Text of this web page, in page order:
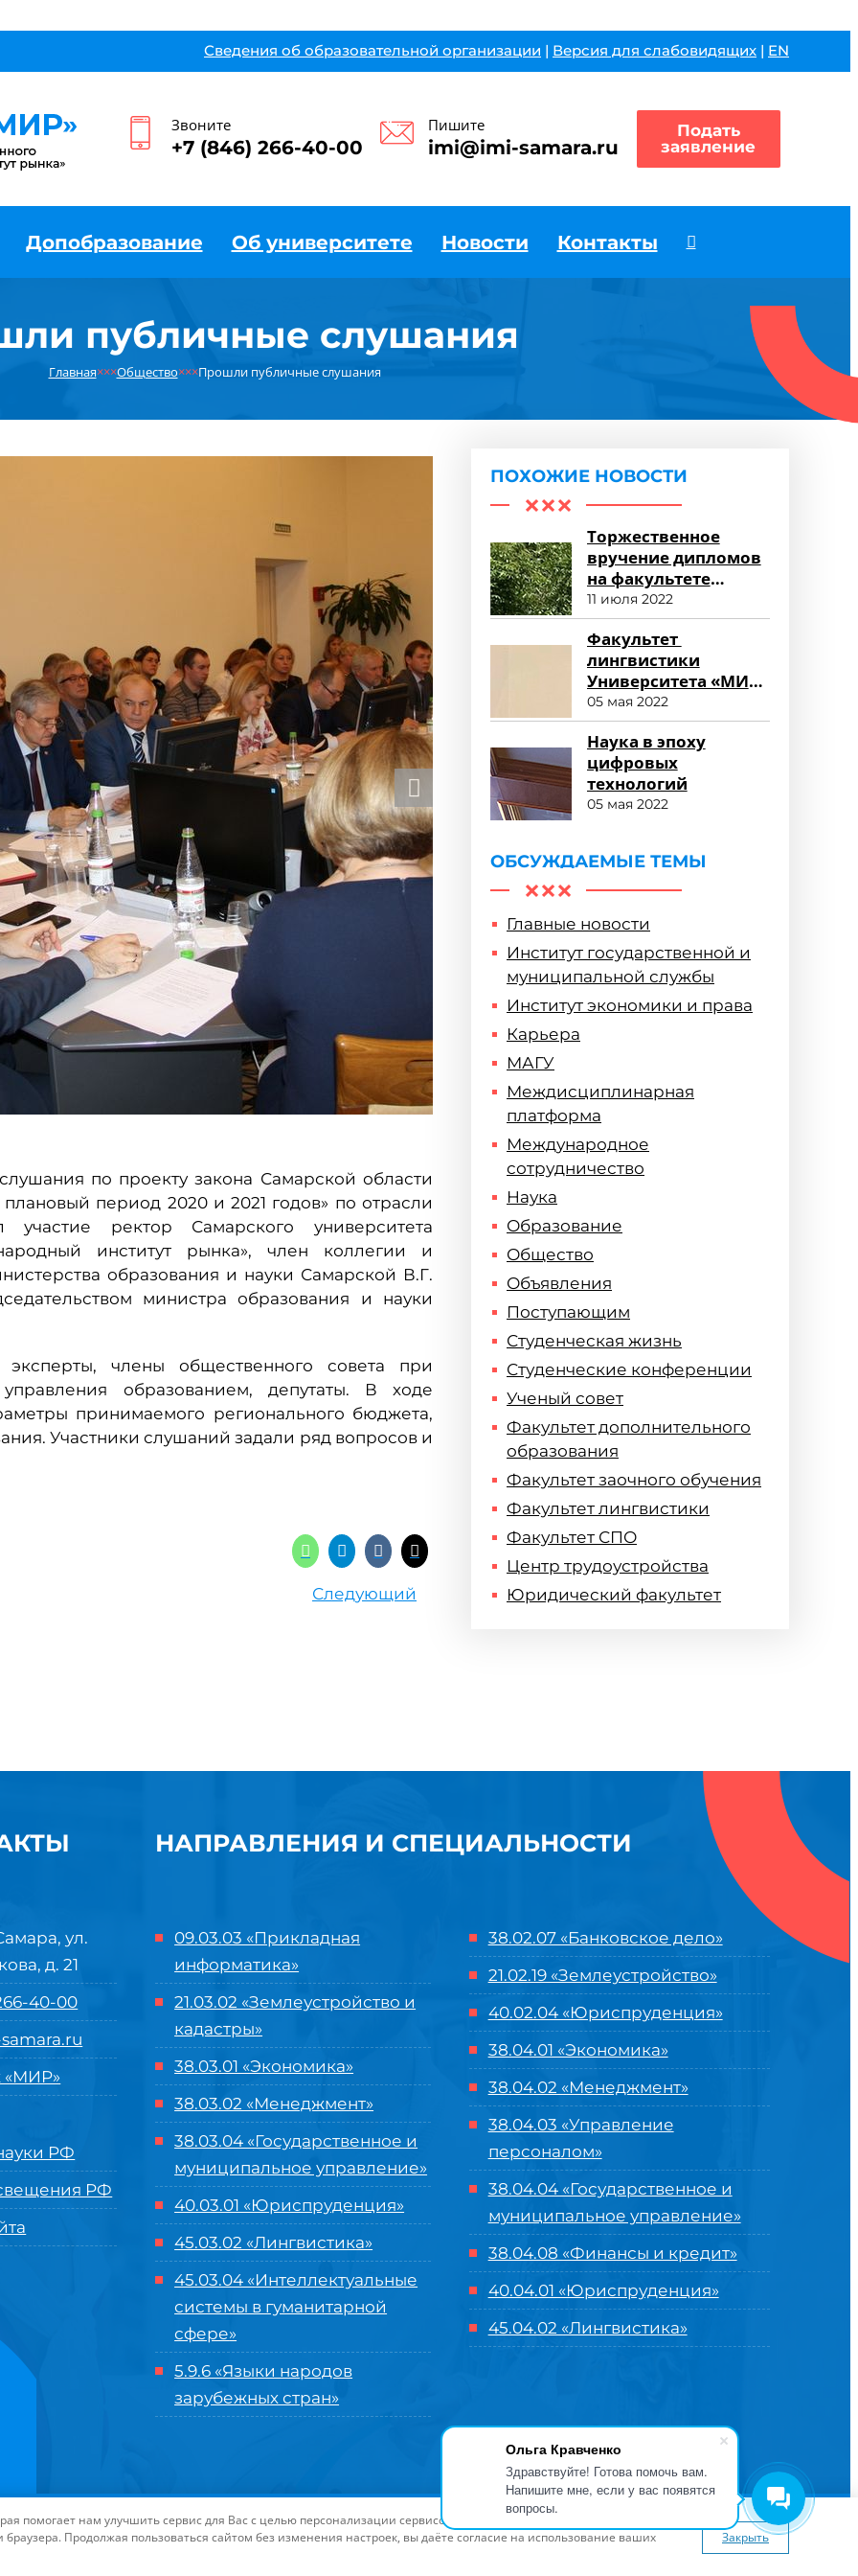
Ольга Кравченко
Здравствуйте! Готова помочь вам.
Напишите мне, если у вас появятся
вопросы.
Сведения об образовательной организации | Версия для слабовидящих | EN
Звоните
+7 (846) 266-40-00
Пишите
imi@imi-samara.ru
Подать
заявление
Допобразование Об университете Новости Контакты
публичные слушания
Главная×××Общество×××Прошли публичные слушания
по проекту закона Самарской области
период 2020 и 2021 годов» по отрасли
ректор Самарского университета
институт рынка», член коллегии и
образования и науки Самарской В.Г.
министра образования и науки
члены общественного совета при
образованием, депутаты. В ходе
принимаемого регионального бюджета,
Участники слушаний задали ряд вопросов и
Следующий
ПОХОЖИЕ НОВОСТИ
Торжественное
вручение дипломов
на факультете
среднего
профессионального
образования
11 июля 2022
Факультет
лингвистики
Университета «МИР»
глазами
работодателя
05 мая 2022
Наука в эпоху
цифровых
технологий
05 мая 2022
ОБСУЖДАЕМЫЕ ТЕМЫ
Главные новости
Институт государственной и
муниципальной службы
Институт экономики и права
Карьера
МАГУ
Междисциплинарная
платформа
Международное
сотрудничество
Наука
Образование
Общество
Объявления
Поступающим
Студенческая жизнь
Студенческие конференции
Ученый совет
Факультет дополнительного
образования
Факультет заочного обучения
Факультет лингвистики
Факультет СПО
Центр трудоустройства
Юридический факультет
ул.
д. 21
40-00
«МИР»
РФ
РФ
НАПРАВЛЕНИЯ И СПЕЦИАЛЬНОСТИ
09.03.03 «Прикладная
информатика»
21.03.02 «Землеустройство и
кадастры»
38.03.01 «Экономика»
38.03.02 «Менеджмент»
38.03.04 «Государственное и
муниципальное управление»
40.03.01 «Юриспруденция»
45.03.02 «Лингвистика»
45.03.04 «Интеллектуальные
системы в гуманитарной
сфере»
5.9.6 «Языки народов
зарубежных стран»
38.02.07 «Банковское дело»
21.02.19 «Землеустройство»
40.02.04 «Юриспруденция»
38.04.01 «Экономика»
38.04.02 «Менеджмент»
38.04.03 «Управление
персоналом»
38.04.04 «Государственное и
муниципальное управление»
38.04.08 «Финансы и кредит»
40.04.01 «Юриспруденция»
45.04.02 «Лингвистика»
| Разработка и продвижение в
Центре цифровых
Университета «МИР»| Иконки разработаны студиейFreepikдля сайтаwww.flaticon.com
помогает нам улучшить сервис для Вас с целью персонализации сервисов и предложений. Вы можете
Продолжая пользоваться сайтом без изменения настроек, вы даёте согласие на использование ваших
Закрыть